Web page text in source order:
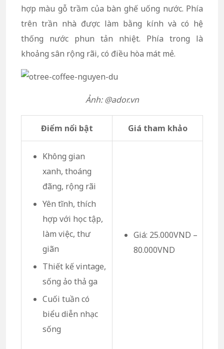
hợp màu gỗ trầm của bàn ghế uống nước. Phía
trên trần nhà được làm bằng kính và có hệ
thống nước phun tản nhiệt. Phía trong là
khoảng sân rộng rãi, có điều hòa mát mẻ.
Ảnh: @ador.vn
Điểm nổi bật Giá tham khảo
Không gian
xanh, thoáng
đãng, rộng rãi
Yên tĩnh, thích
hợp với học tập,
làm việc, thư
giãn
Thiết kế vintage,
sống ảo thả ga
Cuối tuần có
biểu diễn nhạc
sống
Giá: 25.000VND –
80.000VND